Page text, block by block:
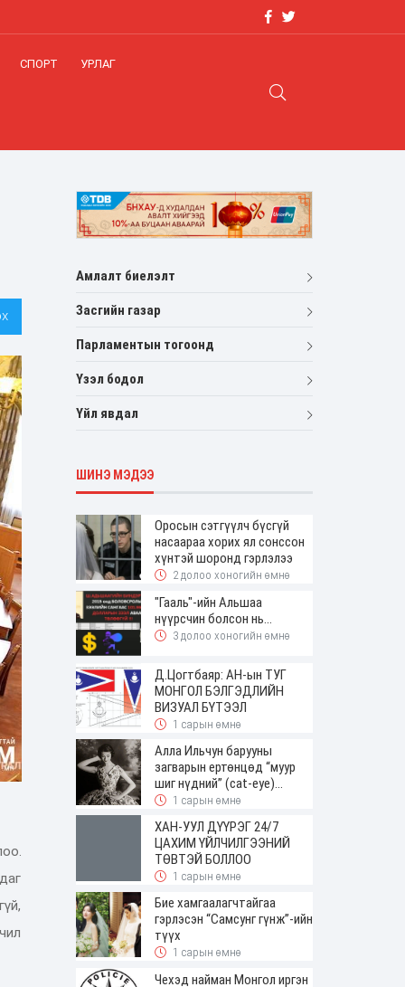
СПОРТ УРЛАГ
Амлалт биелэлт
Засгийн газар
Парламентын тогоонд
Үзэл бодол
Үйл явдал
ШИНЭ МЭДЭЭ
Оросын сэтгүүлч бүсгүй
насаараа хорих ял сонссон
хүнтэй шоронд гэрлэлээ
2 долоо хоногийн өмнө
"Гааль"-ийн Альшаа
нүүрсчин болсон нь...
3 долоо хоногийн өмнө
Д.Цогтбаяр: АН-ын ТУГ
МОНГОЛ БЭЛГЭДЛИЙН
ВИЗУАЛ БҮТЭЭЛ
1 сарын өмнө
Алла Ильчун барууны
загварын ертөнцөд “муур
шиг нүдний” (cat-eye)
будалтын трендийг оруулж
1 сарын өмнө
ХАН-УУЛ ДҮҮРЭГ 24/7
ЦАХИМ ҮЙЛЧИЛГЭЭНИЙ
ТӨВТЭЙ БОЛЛОО
1 сарын өмнө
Бие хамгаалагчтайгаа
гэрлэсэн “Самсунг гүнж”-ийн
түүх
1 сарын өмнө
Чехэд найман Монгол иргэн